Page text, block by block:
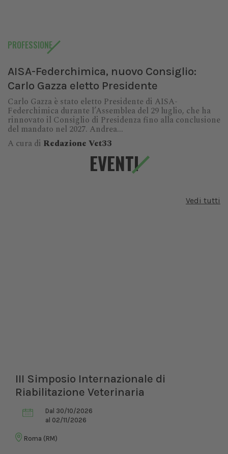
PROFESSIONE
AISA-Federchimica, nuovo Consiglio:
Carlo Gazza eletto Presidente
Carlo Gazza è stato eletto Presidente di AISA-
Federchimica durante l’Assemblea del 29 luglio, che ha
rinnovato il Consiglio di Presidenza fino alla conclusione
del mandato nel 2027. Andrea...
A cura di Redazione Vet33
EVENTI
Vedi tutti
III Simposio Internazionale di
Riabilitazione Veterinaria
Dal 30/10/2026
al 02/11/2026
Roma (RM)